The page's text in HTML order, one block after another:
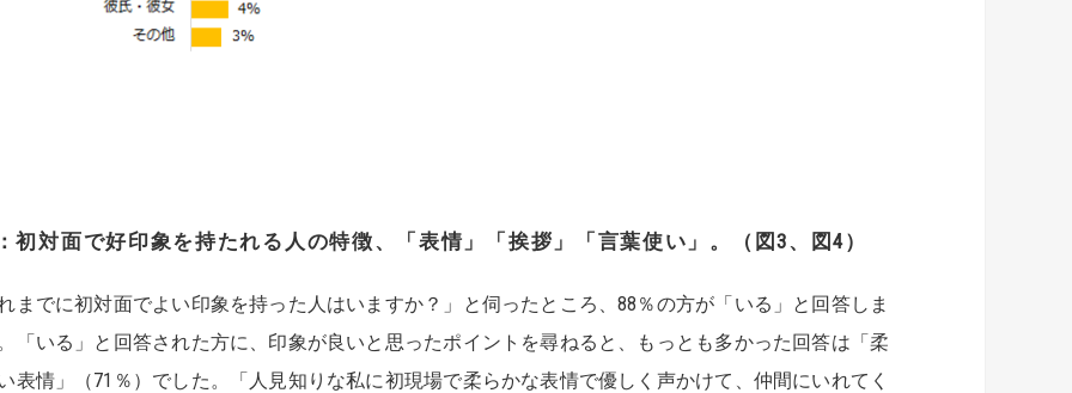
初対面で好印象を持たれる人の特徴、「表情」「挨拶」「言葉使い」。（図3、 図4）
までに初対面でよい印象を持った人はいますか？」と伺ったところ、88％の方が「いる」と回答しま
「いる」と回答された方に、印象が良いと思ったポイントを尋ねると、もっとも多かった回答は「柔
表情」（71％）でした。「人見知りな私に初現場で柔らかな表情で優しく声かけて、仲間にいれてく